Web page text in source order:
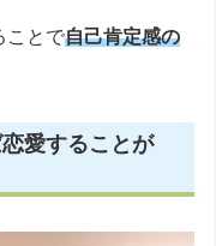
ことで自己肯定感の
愛することが